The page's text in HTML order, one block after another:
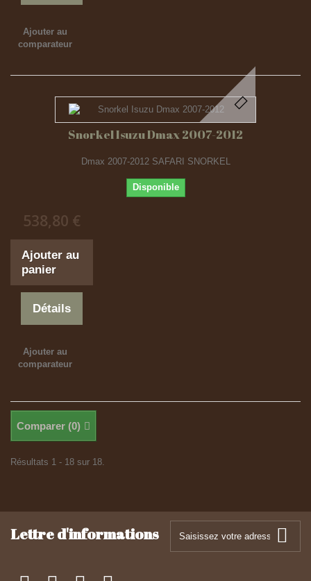
Ajouter au
comparateur
Snorkel Isuzu Dmax 2007-2012
Dmax 2007-2012 SAFARI SNORKEL
Disponible
538,80 €
Ajouter au
panier
Détails
Ajouter au
comparateur
Comparer (0)
Résultats 1 - 18 sur 18.
Lettre d'informations